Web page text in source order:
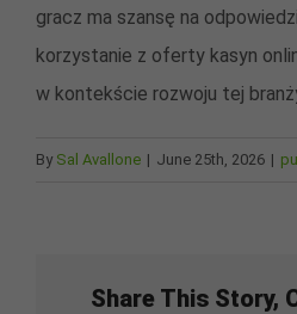
gracz ma szansę na
korzystanie z oferty kasyn
w kontekście rozwoju tej
By Sal Avallone | June 25th, 2026 |
Share This Story,